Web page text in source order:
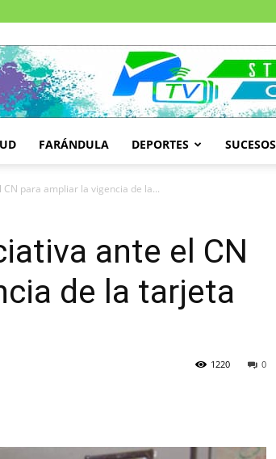
FARÁNDULA DEPORTES SUCESOS
para ampliar la vigencia de la...
ante el CN
de la tarjeta
0
1220